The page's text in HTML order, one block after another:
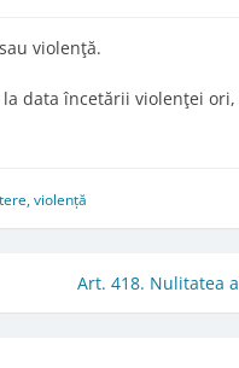
violenţă.
data încetării violenţei
,violență
Art. 418. Nulitatea